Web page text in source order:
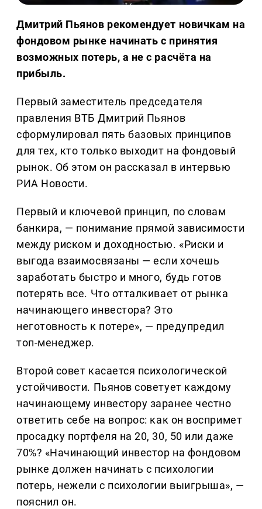
Дмитрий Пьянов рекомендует новичкам на
фондовом рынке начинать с принятия
возможных потерь, а не с расчёта на
прибыль.
Первый заместитель председателя
правления ВТБ Дмитрий Пьянов
сформулировал пять базовых принципов
для тех, кто только выходит на фондовый
рынок. Об этом он рассказал в интервью
РИА Новости.
Первый и ключевой принцип, по словам
банкира, — понимание прямой зависимости
между риском и доходностью. «Риски и
выгода взаимосвязаны — если хочешь
заработать быстро и много, будь готов
потерять все. Что отталкивает от рынка
начинающего инвестора? Это
неготовность к потере», — предупредил
топ-менеджер.
Второй совет касается психологической
устойчивости. Пьянов советует каждому
начинающему инвестору заранее честно
ответить себе на вопрос: как он воспримет
просадку портфеля на 20, 30, 50 или даже
70%? «Начинающий инвестор на фондовом
рынке должен начинать с психологии
потерь, нежели с психологии выигрыша», —
пояснил он.